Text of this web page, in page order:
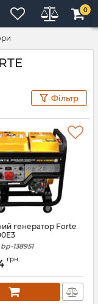
0
Фільтр
генератор Forte
bp-138951
грн.